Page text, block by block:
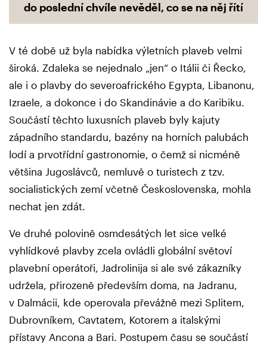
do poslední chvíle nevěděl, co se na něj řítí
V té době už byla nabídka výletních plaveb velmi
široká. Zdaleka se nejednalo „jen“ o Itálii či Řecko,
ale i o plavby do severoafrického Egypta, Libanonu,
Izraele, a dokonce i do Skandinávie a do Karibiku.
Součástí těchto luxusních plaveb byly kajuty
západního standardu, bazény na horních palubách
lodí a prvotřídní gastronomie, o čemž si nicméně
většina Jugoslávců, nemluvě o turistech z tzv.
socialistických zemí včetně Československa, mohla
nechat jen zdát.
Ve druhé polovině osmdesátých let sice velké
vyhlídkové plavby zcela ovládli globální světoví
plavební operátoři, Jadrolinija si ale své zákazníky
udržela, přirozeně především doma, na Jadranu,
v Dalmácii, kde operovala převážně mezi Splitem,
Dubrovníkem, Cavtatem, Kotorem a italskými
přístavy Ancona a Bari. Postupem času se součástí